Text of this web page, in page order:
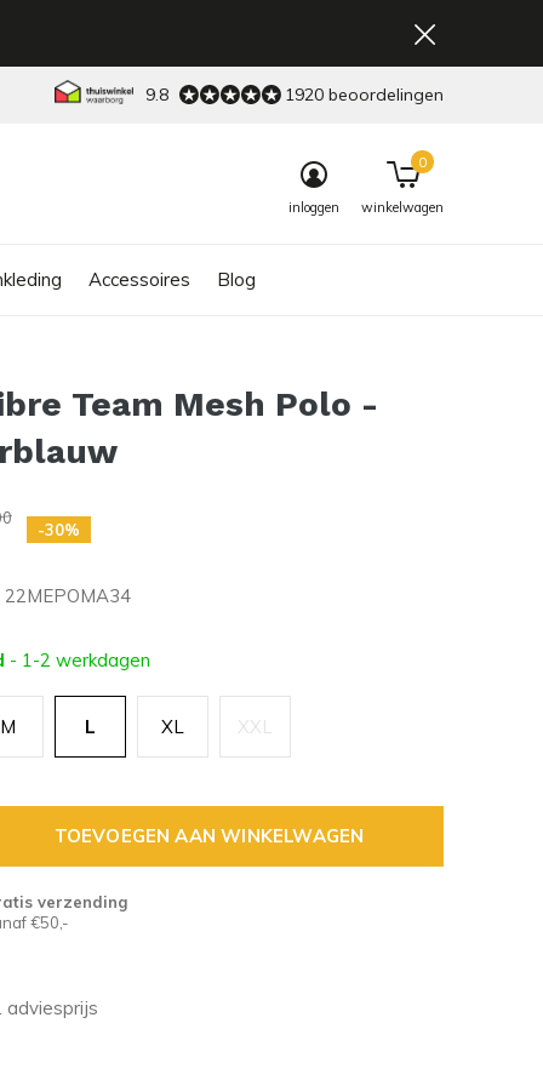
Accessoires Blog
inloggen winkelwagen
0
9.8 1920 beoordelingen
Team Mesh Polo -
-30%
22MEPOMA34
- 1-2 werkdagen
M L XL XXL
TOEVOEGEN AAN WINKELWAGEN
verzending
€50,-
adviesprijs